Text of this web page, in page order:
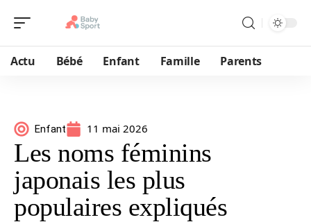
Actu Bébé Enfant Famille Parents
Enfant 11 mai 2026
Les noms féminins
japonais les plus
populaires expliqués